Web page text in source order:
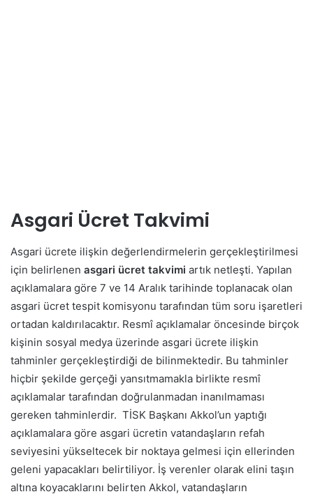
Asgari Ücret Takvimi
Asgari ücrete ilişkin değerlendirmelerin gerçekleştirilmesi
için belirlenen asgari ücret takvimi artık netleşti. Yapılan
açıklamalara göre 7 ve 14 Aralık tarihinde toplanacak olan
asgari ücret tespit komisyonu tarafından tüm soru işaretleri
ortadan kaldırılacaktır. Resmî açıklamalar öncesinde birçok
kişinin sosyal medya üzerinde asgari ücrete ilişkin
tahminler gerçekleştirdiği de bilinmektedir. Bu tahminler
hiçbir şekilde gerçeği yansıtmamakla birlikte resmî
açıklamalar tarafından doğrulanmadan inanılmaması
gereken tahminlerdir. TİSK Başkanı Akkol’un yaptığı
açıklamalara göre asgari ücretin vatandaşların refah
seviyesini yükseltecek bir noktaya gelmesi için ellerinden
geleni yapacakları belirtiliyor. İş verenler olarak elini taşın
altına koyacaklarını belirten Akkol, vatandaşların